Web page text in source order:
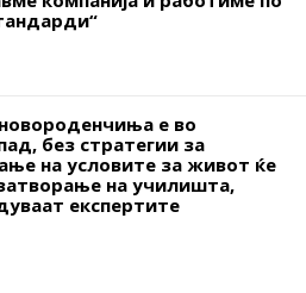
е во
без стратегии за
на условите за живот ќе
на училишта,
експертите